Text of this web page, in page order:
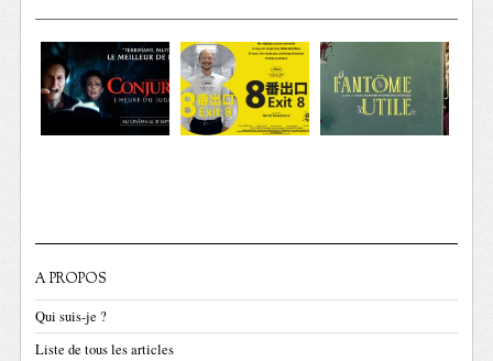
A PROPOS
Qui suis-je ?
Liste de tous les articles